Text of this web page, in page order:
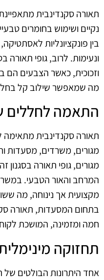
תאורה סקנדינבית מתאפיינת
נקיים ושימוש בחומרים
בין פונקציונליות
ונעימות. לרוב, גופי תאורה
וזכוכית, כאשר הצבעים הם
מה שמאפשר שילוב קל
התאמה לחללים
תאורה סקנדינבית מתאימה
מגורים, משרדים, מסעדות
מגורים, גופי תאורה בסגנון
המרחב והאור הטבעי.
מקצועית אך נינוחה, מה
בתחום המסעדות, תאורה
חמה ומזמינה, המושכת
תחזוקה
אחד היתרונות הבולטים של